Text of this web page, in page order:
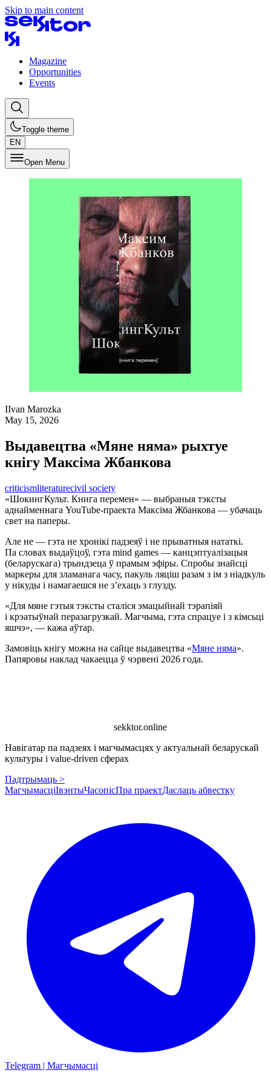
Skip to main content
Magazine
Opportunities
Events
Toggle theme
EN
Open Menu
IIvan Marozka
May 15, 2026
Выдавецтва «Мяне няма» рыхтуе
кнігу Максіма Жбанкова
criticismliteraturecivil society
«ШокингКульт. Книга перемен» — выбраныя тэксты
аднайменнага YouTube-праекта Максіма Жбанкова — убачаць
свет на паперы.
Але не — гэта не хронікі падзеяў і не прыватныя нататкі.
Па словах выдаўцоў, гэта mind games — канцэптуалізацыя
(беларускага) трындзеца ў прамым эфіры. Спробы знайсці
маркеры для зламанага часу, пакуль ляціш разам з ім з ніадкуль
у нікуды і намагаешся не з’ехаць з глузду.
«Для мяне гэтыя тэксты сталіся эмацыйнай тэрапіяй
і крэатыўнай перазагрузкай. Магчыма, гэта спрацуе і з кімсьці
яшчэ», — кажа аўтар.
Замовіць кнігу можна на сайце выдавецтва «Мяне няма».
Папяровы наклад чакаецца ў чэрвені 2026 года.
sekktor.online
Навігатар па падзеях і магчымасцях у актуальнай беларускай
культуры і value-driven сферах
Падтрымаць >
МагчымасціІвэнтыЧасопісПра праектДаслаць абвестку
Telegram | Магчымасці